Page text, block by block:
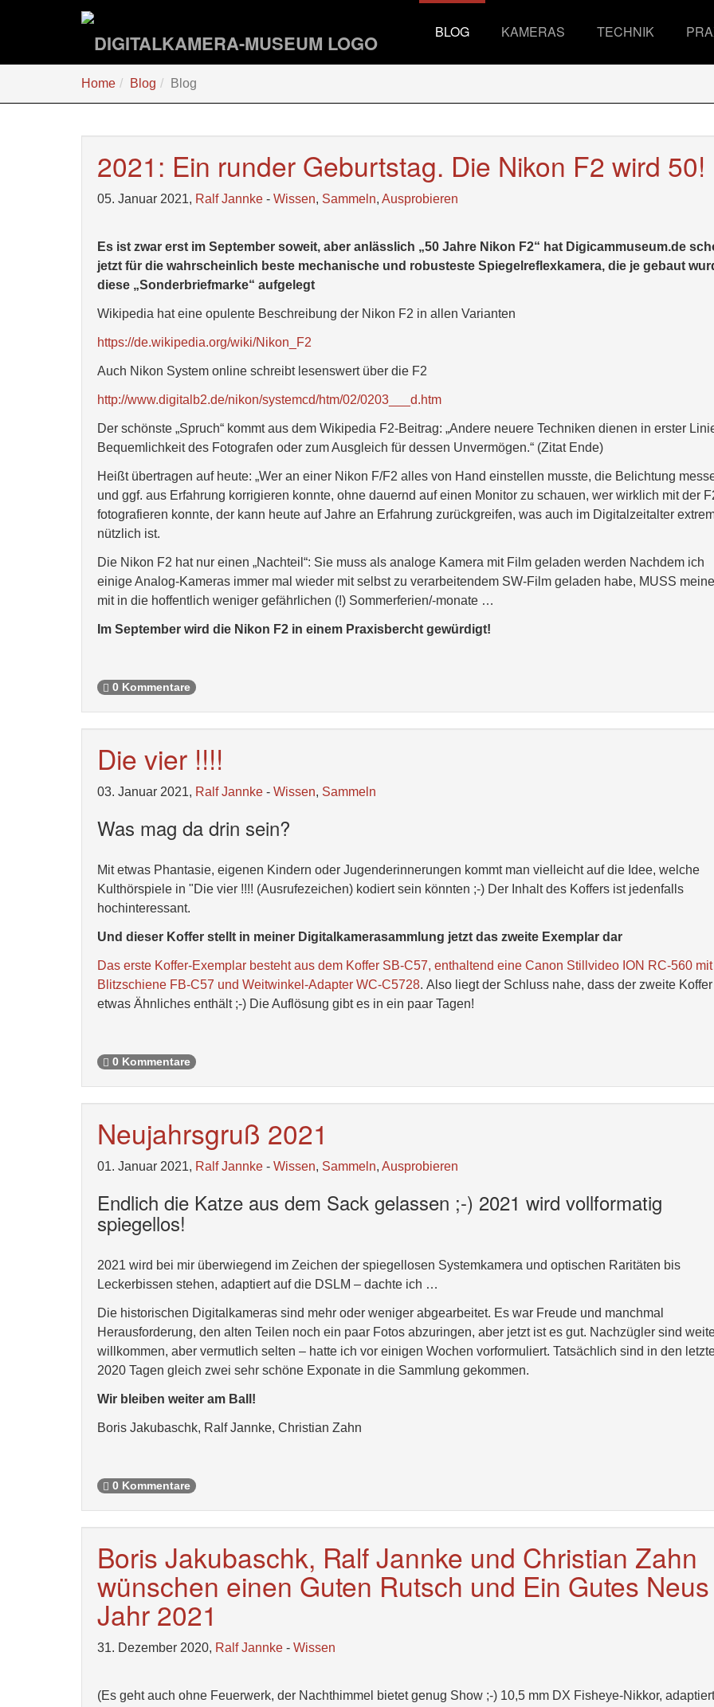
BLOG KAMERAS TECHNIK
sind
Home Blog Blog
2021: Ein runder Geburtstag. Die Nikon F2 wird 50!
05. Januar 2021, Ralf Jannke - Wissen, Sammeln, Ausprobieren
Es ist zwar erst im September soweit, aber anlässlich „50 Jahre Nikon F2“ hat Digicammuseum.de
jetzt für die wahrscheinlich beste mechanische und robusteste Spiegelreflexkamera, die je gebaut
diese „Sonderbriefmarke“ aufgelegt
Wikipedia hat eine opulente Beschreibung der Nikon F2 in allen Varianten
https://de.wikipedia.org/wiki/Nikon_F2
Auch Nikon System online schreibt lesenswert über die F2
http://www.digitalb2.de/nikon/systemcd/htm/02/0203___d.htm
Der schönste „Spruch“ kommt aus dem Wikipedia F2-Beitrag: „Andere neuere Techniken dienen in erster
Bequemlichkeit des Fotografen oder zum Ausgleich für dessen Unvermögen.“ (Zitat Ende)
Heißt übertragen auf heute: „Wer an einer Nikon F/F2 alles von Hand einstellen musste, die Belichtung
und ggf. aus Erfahrung korrigieren konnte, ohne dauernd auf einen Monitor zu schauen, wer wirklich mit der
fotografieren konnte, der kann heute auf Jahre an Erfahrung zurückgreifen, was auch im Digitalzeitalter
nützlich ist.
Die Nikon F2 hat nur einen „Nachteil“: Sie muss als analoge Kamera mit Film geladen werden Nachdem ich
einige Analog-Kameras immer mal wieder mit selbst zu verarbeitendem SW-Film geladen habe, MUSS
mit in die hoffentlich weniger gefährlichen (!) Sommerferien/-monate …
Im September wird die Nikon F2 in einem Praxisbercht gewürdigt!
0 Kommentare
Die vier !!!!
03. Januar 2021, Ralf Jannke - Wissen, Sammeln
Was mag da drin sein?
Mit etwas Phantasie, eigenen Kindern oder Jugenderinnerungen kommt man vielleicht auf die Idee, welche
Kulthörspiele in "Die vier !!!! (Ausrufezeichen) kodiert sein könnten ;-) Der Inhalt des Koffers ist jedenfalls
hochinteressant.
Und dieser Koffer stellt in meiner Digitalkamerasammlung jetzt das zweite Exemplar dar
Das erste Koffer-Exemplar besteht aus dem Koffer SB-C57, enthaltend eine Canon Stillvideo ION RC-560 mit
Blitzschiene FB-C57 und Weitwinkel-Adapter WC-C5728. Also liegt der Schluss nahe, dass der zweite Koffer
etwas Ähnliches enthält ;-) Die Auflösung gibt es in ein paar Tagen!
0 Kommentare
Neujahrsgruß 2021
01. Januar 2021, Ralf Jannke - Wissen, Sammeln, Ausprobieren
Endlich die Katze aus dem Sack gelassen ;-) 2021 wird vollformatig
spiegellos!
2021 wird bei mir überwiegend im Zeichen der spiegellosen Systemkamera und optischen Raritäten bis
Leckerbissen stehen, adaptiert auf die DSLM – dachte ich …
Die historischen Digitalkameras sind mehr oder weniger abgearbeitet. Es war Freude und manchmal
Herausforderung, den alten Teilen noch ein paar Fotos abzuringen, aber jetzt ist es gut. Nachzügler sind
willkommen, aber vermutlich selten – hatte ich vor einigen Wochen vorformuliert. Tatsächlich sind in den
2020 Tagen gleich zwei sehr schöne Exponate in die Sammlung gekommen.
Wir bleiben weiter am Ball!
Boris Jakubaschk, Ralf Jannke, Christian Zahn
0 Kommentare
Boris Jakubaschk, Ralf Jannke und Christian Zahn
wünschen einen Guten Rutsch und Ein Gutes Neus
Jahr 2021
31. Dezember 2020, Ralf Jannke - Wissen
(Es geht auch ohne Feuerwerk, der Nachthimmel bietet genug Show ;-) 10,5 mm DX Fisheye-Nikkor,